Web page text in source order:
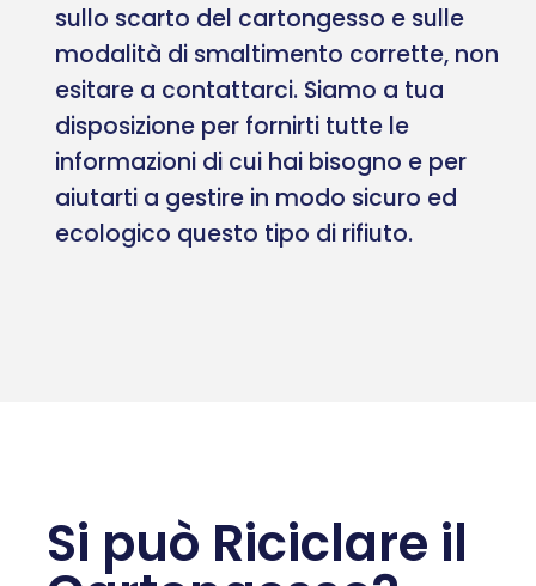
sullo scarto del cartongesso e sulle
modalità di smaltimento corrette, non
esitare a contattarci. Siamo a tua
disposizione per fornirti tutte le
informazioni di cui hai bisogno e per
aiutarti a gestire in modo sicuro ed
ecologico questo tipo di rifiuto.
Si può Riciclare il